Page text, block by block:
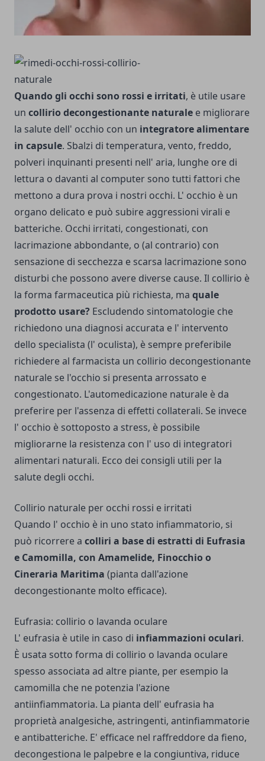
Quando gli occhi sono rossi e irritati, è utile usare
un collirio decongestionante naturale e migliorare
la salute dell' occhio con un integratore alimentare
in capsule. Sbalzi di temperatura, vento, freddo,
polveri inquinanti presenti nell' aria, lunghe ore di
lettura o davanti al computer sono tutti fattori che
mettono a dura prova i nostri occhi. L' occhio è un
organo delicato e può subire aggressioni virali e
batteriche. Occhi irritati, congestionati, con
lacrimazione abbondante, o (al contrario) con
sensazione di secchezza e scarsa lacrimazione sono
disturbi che possono avere diverse cause. Il collirio è
la forma farmaceutica più richiesta, ma quale
prodotto usare? Escludendo sintomatologie che
richiedono una diagnosi accurata e l' intervento
dello specialista (l' oculista), è sempre preferibile
richiedere al farmacista un collirio decongestionante
naturale se l'occhio si presenta arrossato e
congestionato. L'automedicazione naturale è da
preferire per l'assenza di effetti collaterali. Se invece
l' occhio è sottoposto a stress, è possibile
migliorarne la resistenza con l' uso di integratori
alimentari naturali. Ecco dei consigli utili per la
salute degli occhi.
Collirio naturale per occhi rossi e irritati
Quando l' occhio è in uno stato infiammatorio, si
può ricorrere a colliri a base di estratti di Eufrasia
e Camomilla, con Amamelide, Finocchio o
Cineraria Maritima (pianta dall'azione
decongestionante molto efficace).
Eufrasia: collirio o lavanda oculare
L' eufrasia è utile in caso di infiammazioni oculari.
È usata sotto forma di collirio o lavanda oculare
spesso associata ad altre piante, per esempio la
camomilla che ne potenzia l'azione
antiinfiammatoria. La pianta dell' eufrasia ha
proprietà analgesiche, astringenti, antinfiammatorie
e antibatteriche. E' efficace nel raffreddore da fieno,
decongestiona le palpebre e la congiuntiva, riduce